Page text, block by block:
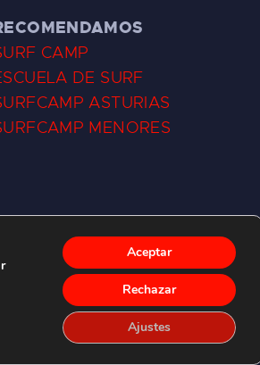
CAMP
DE SURF
ASTURIAS
MENORES
(ASTURIAS)
Aceptar
Rechazar
Ajustes